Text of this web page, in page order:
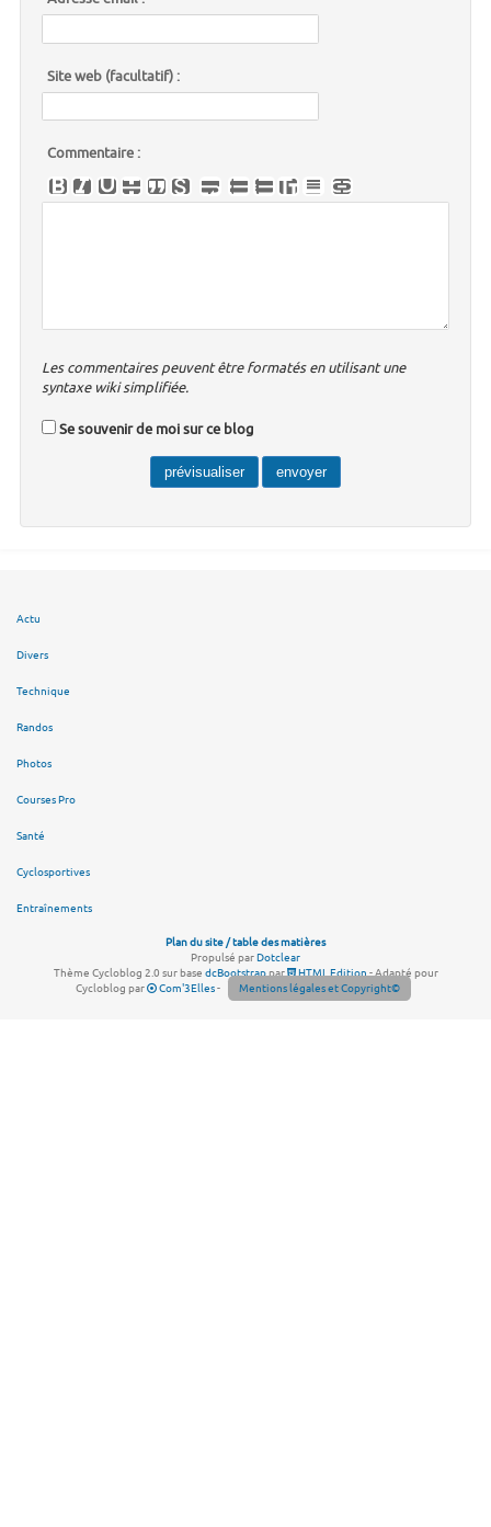
Site web (facultatif) :
Commentaire :
Les commentaires peuvent être formatés en utilisant une
syntaxe wiki simplifiée.
Se souvenir de moi sur ce blog
Actu
Divers
Technique
Randos
Photos
Courses Pro
Santé
Cyclosportives
Entraînements
Plan du site / table des matières
Propulsé parDotclear
Thème Cycloblog 2.0 sur base dcBootstrappar HTML Edition- Adapté pour
Cycloblog par
Com'3Elles- Mentions légales et Copyright©